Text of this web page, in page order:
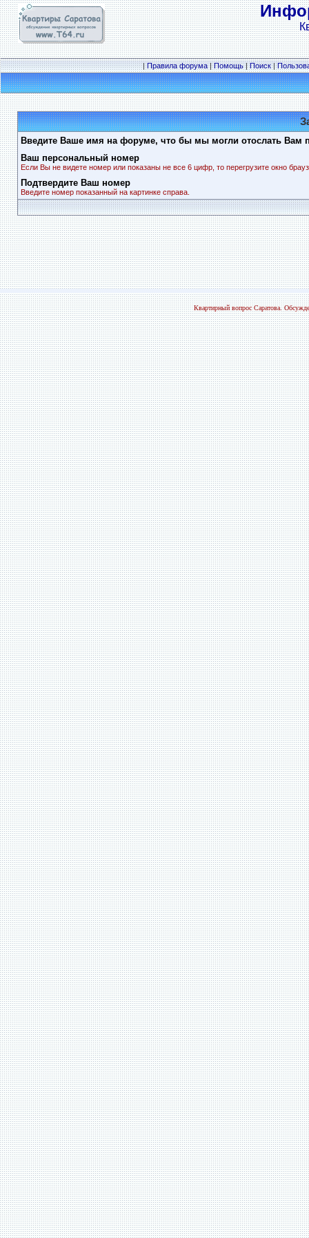
|Правила форума|Помощь|Поиск|
Введите Ваше имя на форуме, что бы мы могли отослать Вам
Ваш персональный номер
Если Вы не видете номер или показаны не все 6 цифр, то перегрузите окно
Подтвердите Ваш номер
Введите номер показанный на картинке справа.
Квартирный вопрос Саратова.